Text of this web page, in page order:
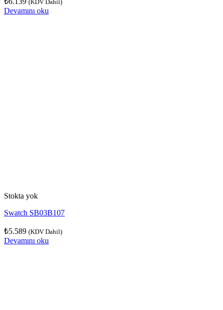
(KDV Dahil)
Devamını oku
Stokta yok
Swatch SB03B107
₺5.589 (KDV Dahil)
Devamını oku